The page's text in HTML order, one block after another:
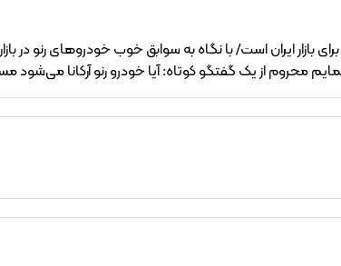
/ خودرویی در خور برای بازار ایران است/ با نگاه به سوابق خوب خودروهای
از یک گفتگو کوتاه: آیا خودرو رنو آرکانا می‌شود